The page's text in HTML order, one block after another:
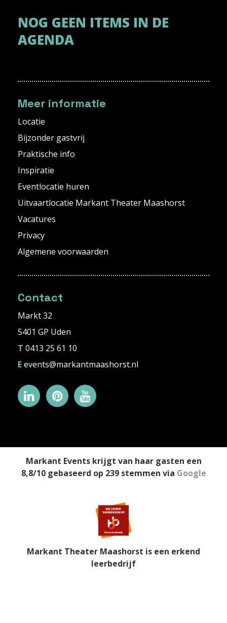
NOG GEEN ITEMS IN DE
AGENDA
Meer informatie
Locatie
Bijzonder gastvrij
Praktische info
Inspiratie
Eventlocatie huren
Uitvaartlocatie Markant Theater Maashorst
Vacatures
Privacy
Algemene voorwaarden
Contact
Markt 32
5401 GP Uden
T 0413 25 61 10
Eevents@markantmaashorst.nl
Markant Eventskrijgt van haar gasten een
8,8/10gebaseerd op 239stemmen via Google
Markant Theater Maashorst is een erkend
leerbedrijf